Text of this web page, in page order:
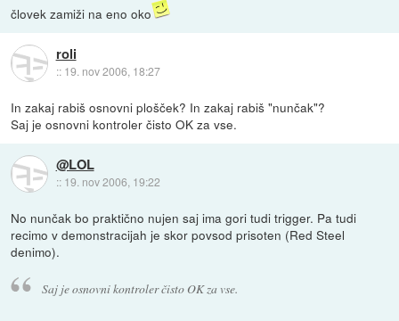
človek zamiži na eno oko
roli
:: 19. nov 2006, 18:27
In zakaj rabiš osnovni plošček? In zakaj rabiš "nunčak"?
Saj je osnovni kontroler čisto OK za vse.
@LOL
:: 19. nov 2006, 19:22
No nunčak bo praktično nujen saj ima gori tudi trigger. Pa tudi
recimo v demonstracijah je skor povsod prisoten (Red Steel
denimo).
Saj je osnovni kontroler čisto OK za vse.